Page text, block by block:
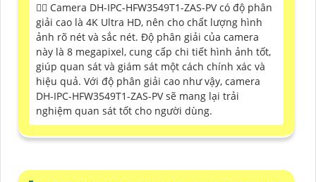
🙆‍♀️ Camera DH-IPC-HFW3549T1-ZAS-PV có độ phân
giải cao là 4K Ultra HD, nên cho chất lượng hình
ảnh rõ nét và sắc nét. Độ phân giải của camera
này là 8 megapixel, cung cấp chi tiết hình ảnh tốt,
giúp quan sát và giám sát một cách chính xác và
hiệu quả. Với độ phân giải cao như vậy, camera
DH-IPC-HFW3549T1-ZAS-PV sẽ mang lại trải
nghiệm quan sát tốt cho người dùng.